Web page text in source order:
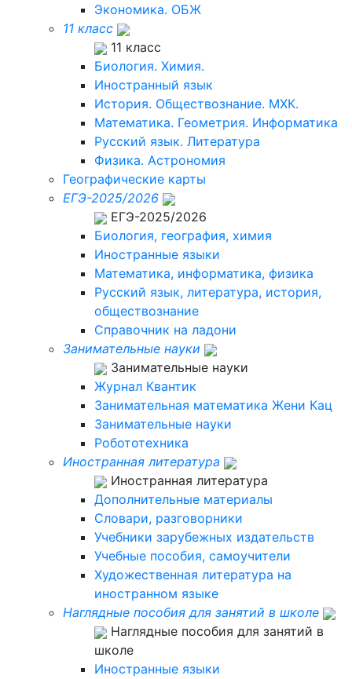
Экономика. ОБЖ
11 класс
11 класс
Биология. Химия.
Иностранный язык
История. Обществознание. МХК.
Математика. Геометрия. Информатика
Русский язык. Литература
Физика. Астрономия
Географические карты
ЕГЭ-2025/2026
ЕГЭ-2025/2026
Биология, география, химия
Иностранные языки
Математика, информатика, физика
Русский язык, литература, история,
обществознание
Справочник на ладони
Занимательные науки
Занимательные науки
Журнал Квантик
Занимательная математика Жени Кац
Занимательные науки
Робототехника
Иностранная литература
Иностранная литература
Дополнительные материалы
Словари, разговорники
Учебники зарубежных издательств
Учебные пособия, самоучители
Художественная литература на
иностранном языке
Наглядные пособия для занятий в школе
Наглядные пособия для занятий в
школе
Иностранные языки